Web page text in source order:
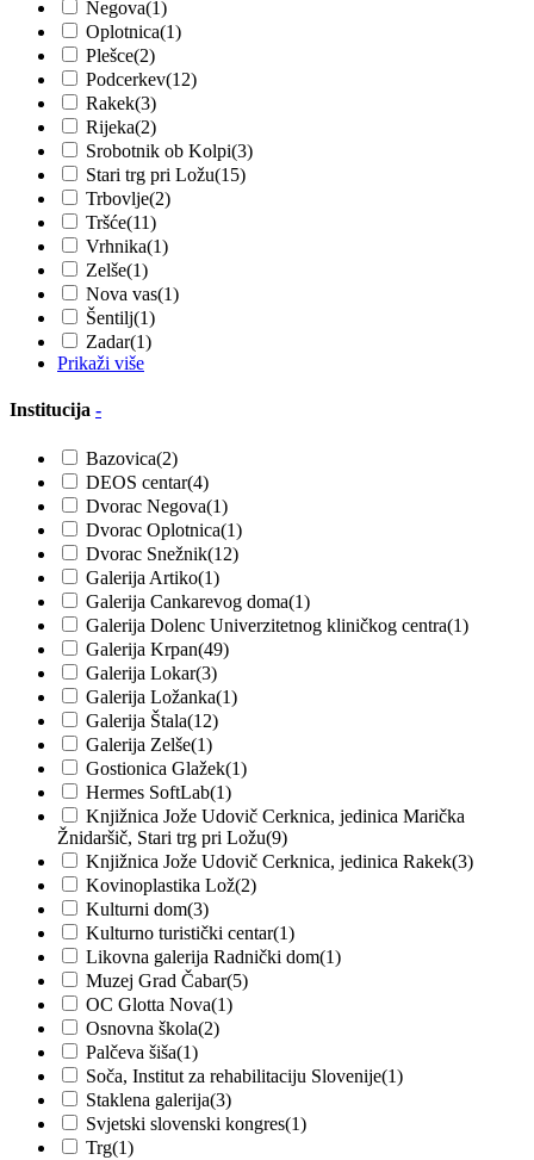
Negova(1)
Oplotnica(1)
Plešce(2)
Podcerkev(12)
Rakek(3)
Rijeka(2)
Srobotnik ob Kolpi(3)
Stari trg pri Ložu(15)
Trbovlje(2)
Tršće(11)
Vrhnika(1)
Zelše(1)
Nova vas(1)
Šentilj(1)
Zadar(1)
Prikaži više
Institucija -
Bazovica(2)
DEOS centar(4)
Dvorac Negova(1)
Dvorac Oplotnica(1)
Dvorac Snežnik(12)
Galerija Artiko(1)
Galerija Cankarevog doma(1)
Galerija Dolenc Univerzitetnog kliničkog centra(1)
Galerija Krpan(49)
Galerija Lokar(3)
Galerija Ložanka(1)
Galerija Štala(12)
Galerija Zelše(1)
Gostionica Glažek(1)
Hermes SoftLab(1)
Knjižnica Jože Udovič Cerknica, jedinica Marička
Žnidaršič, Stari trg pri Ložu(9)
Knjižnica Jože Udovič Cerknica, jedinica Rakek(3)
Kovinoplastika Lož(2)
Kulturni dom(3)
Kulturno turistički centar(1)
Likovna galerija Radnički dom(1)
Muzej Grad Čabar(5)
OC Glotta Nova(1)
Osnovna škola(2)
Palčeva šiša(1)
Soča, Institut za rehabilitaciju Slovenije(1)
Staklena galerija(3)
Svjetski slovenski kongres(1)
Trg(1)